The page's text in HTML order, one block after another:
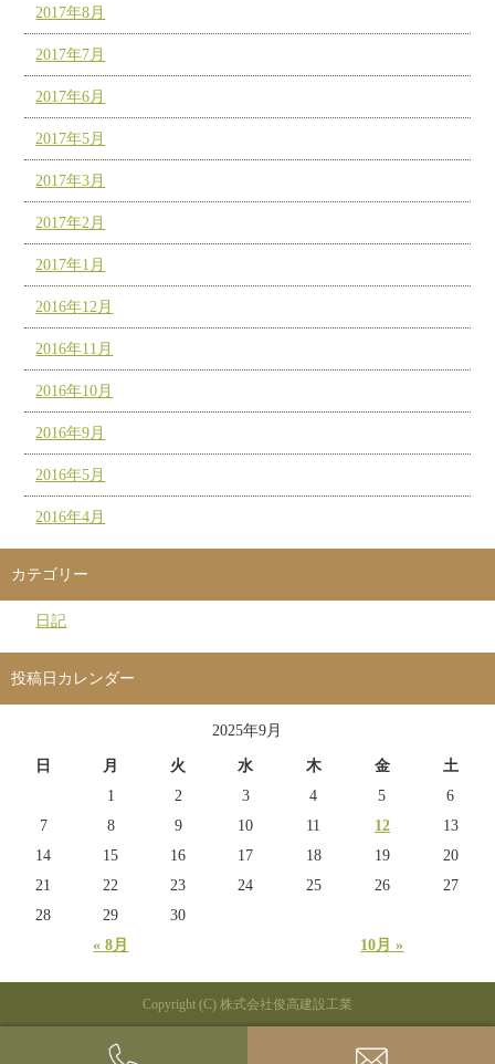
2017年8月
2017年7月
2017年6月
2017年5月
2017年3月
2017年2月
2017年1月
2016年12月
2016年11月
2016年10月
2016年9月
2016年5月
2016年4月
カテゴリー
日記
投稿日カレンダー
2025年9月
日 月 火 水 木 金 土
« 8月 10月 »
1 2 3 4 5
6
7
8 9 10 11 12
13
14
15 16 17 18 19
20
21
22 23 24 25 26
27
28
29 30
Copyright (C) 株式会社俊高建設工業